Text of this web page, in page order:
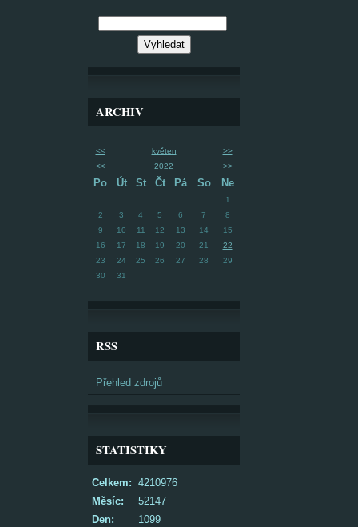
ARCHIV
<< květen
>>
<<
2022 >>
Po Út St Čt Pá So Ne
1
2
3 4 5 6 7
8
9
10 11 12 13 14
15
16
17 18 19 20 21
22
23
24 25 26 27 28
29
30
31
RSS
Přehled zdrojů
STATISTIKY
Celkem: 4210976
Měsíc:
52147
Den:
1099